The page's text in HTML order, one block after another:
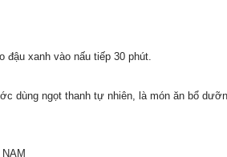
đậu xanh vào nấu tiếp 30 phút.
dùng ngọt thanh tự nhiên, là món ăn bổ